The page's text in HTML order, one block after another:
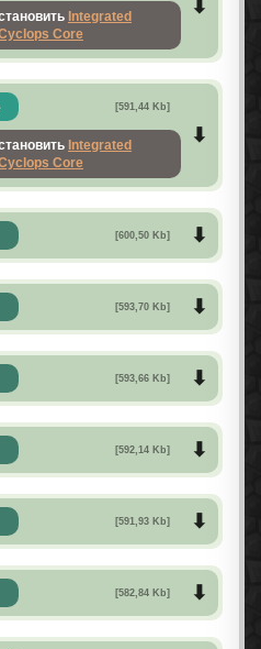
Integrated
Core
[591,44 Kb]
Integrated
Core
[600,50 Kb]
[593,70 Kb]
[593,66 Kb]
[592,14 Kb]
[591,93 Kb]
[582,84 Kb]